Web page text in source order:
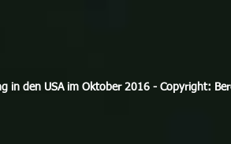
in den USA im Oktober 2016 - Copyright: